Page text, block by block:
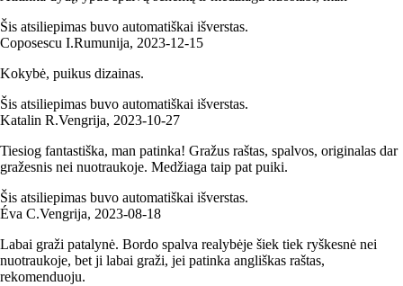
Šis atsiliepimas buvo automatiškai išverstas.
Coposescu I.Rumunija, 2023‑12‑15
Kokybė, puikus dizainas.
Šis atsiliepimas buvo automatiškai išverstas.
Katalin R.Vengrija, 2023‑10‑27
Tiesiog fantastiška, man patinka! Gražus raštas, spalvos, originalas dar
gražesnis nei nuotraukoje. Medžiaga taip pat puiki.
Šis atsiliepimas buvo automatiškai išverstas.
Éva C.Vengrija, 2023‑08‑18
Labai graži patalynė. Bordo spalva realybėje šiek tiek ryškesnė nei
nuotraukoje, bet ji labai graži, jei patinka angliškas raštas,
rekomenduoju.